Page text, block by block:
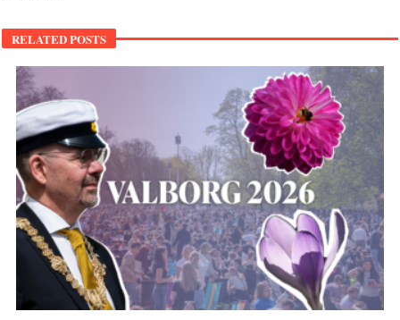
RELATED POSTS